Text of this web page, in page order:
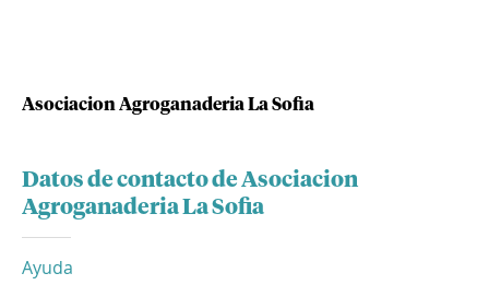
Asociacion Agroganaderia La Sofia
Datos de contacto de Asociacion
Agroganaderia La Sofia
Ayuda